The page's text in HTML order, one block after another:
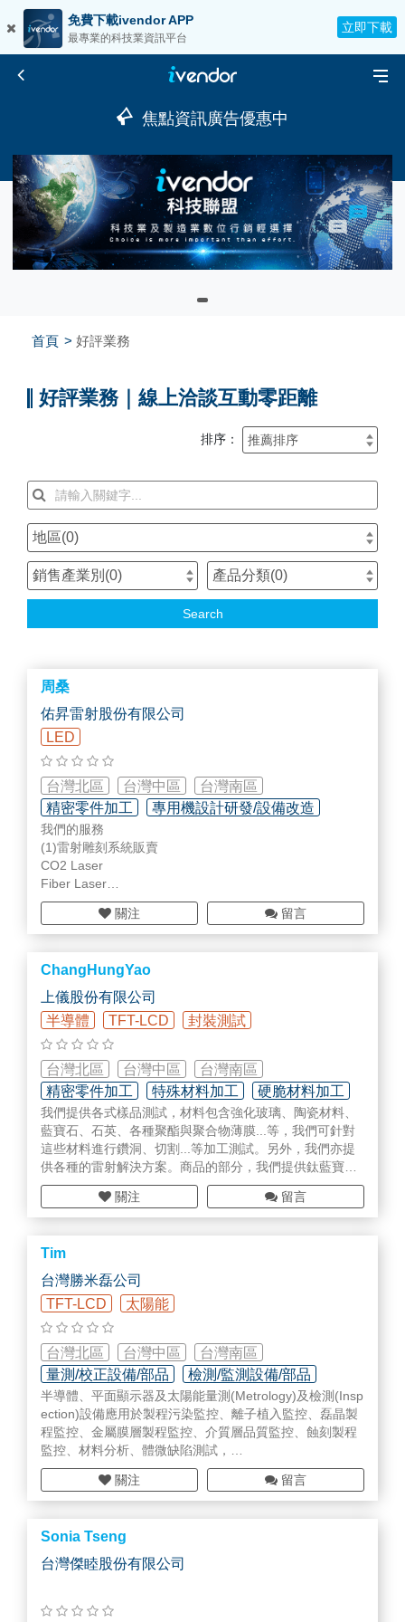
免費下載ivendor APP
最專業的科技業資訊平台
立即下載
焦點資訊廣告優惠中
首頁 好評業務
好評業務｜線上洽談互動零距離
排序：
地區(0)
銷售產業別(0) 產品分類(0)
Search
周桑
佑昇雷射股份有限公司
LED
台灣北區 台灣中區
台灣南區
精密零件加工
專用機設計研發/設備改造
各式整機設備
我們的服務
(1)雷射雕刻系統販賣
CO2 Laser
Fiber Laser
Diode Pumped Laser
Green Laser
Cleaning-And Embossing Machine
YAG Laser
Laser Welding
UV Laser
Laser Cutting Machine
(2)雷射系統周邊設備及零件
雷射用之鏡片 (Mirror)
雷射用之消耗品 ( Lamp、離子交換樹脂、濾心)
雷射用之各種零配件
冷卻系統
變壓器及穩壓器系統
各種自動化設備系統
(3)雷射雕刻系統之改良及維護保養
(4)雷射加工服務
金屬、非金屬雷射雕刻加工
關注 留言
ChangHungYao
上儀股份有限公司
半導體
TFT-LCD 封裝測試
台灣北區 台灣中區
台灣南區
精密零件加工
特殊材料加工 硬脆材料加工
我們提供各式樣品測試，材料包含強化玻璃、陶瓷材料、
藍寶石、石英、各種聚酯與聚合物薄膜...等，我們可針對
這些材料進行鑽洞、切割...等加工測試。另外，我們亦提
供各種的雷射解決方案。商品的部分，我們提供鈦藍寶石
等各式超快雷射、摻釹釔鋁石榴石雷射、光纖雷射、準分
子雷射、CO2雷射、染料雷射、超快雷射各式配件及鏡
組、兆赫波量測系統、光纖切割機、熔接機、TFT-LCD 雷
射退火及微機電加工系統、流場顯像系統等。
關注 留言
Tim
台灣勝米磊公司
TFT-LCD
太陽能
台灣北區 台灣中區
台灣南區
量測/校正設備/部品
檢測/監測設備/部品
半導體、平面顯示器及太陽能量測(Metrology)及檢測(Insp
ection)設備應用於製程污染監控、離子植入監控、磊晶製
程監控、金屬膜層製程監控、介質層品質監控、蝕刻製程
監控、材料分析、體微缺陷測試，
主要產品
u-PCD
SPV
Non-contact CV
SRP
Hg-CV
PL Spectra and Imaging
關注 留言
Sonia Tseng
台灣傑睦股份有限公司